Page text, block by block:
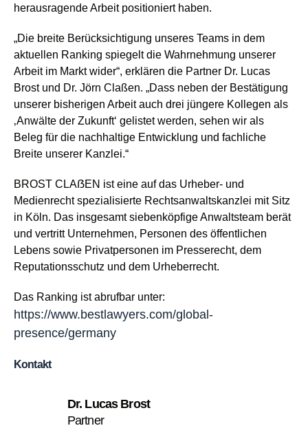
Kontakt
Dr. Lucas Brost
Partner
herausragende Arbeit positioniert haben.
„Die breite Berücksichtigung unseres Teams in dem
aktuellen Ranking spiegelt die Wahrnehmung unserer
Arbeit im Markt wider“, erklären die Partner Dr. Lucas
Brost und Dr. Jörn Claßen. „Dass neben der Bestätigung
unserer bisherigen Arbeit auch drei jüngere Kollegen als
‚Anwälte der Zukunft‘ gelistet werden, sehen wir als
Beleg für die nachhaltige Entwicklung und fachliche
Breite unserer Kanzlei.“
BROST CLAẞEN ist eine auf das Urheber- und
Medienrecht spezialisierte Rechtsanwaltskanzlei mit Sitz
in Köln. Das insgesamt siebenköpfige Anwaltsteam berät
und vertritt Unternehmen, Personen des öffentlichen
Lebens sowie Privatpersonen im Presserecht, dem
Reputationsschutz und dem Urheberrecht.
Das Ranking ist abrufbar unter:
https://www.bestlawyers.com/global-
presence/germany